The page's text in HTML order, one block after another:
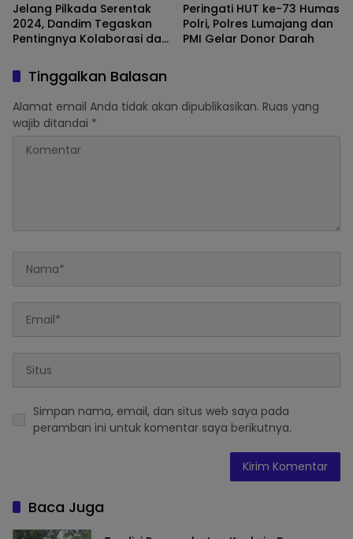
Jelang Pilkada Serentak
2024, Dandim Tegaskan
Pentingnya Kolaborasi dan
Wilayah
Peringati HUT ke-73 Humas
Polri, Polres Lumajang dan
PMI Gelar Donor Darah
Tinggalkan Balasan
Alamat email Anda tidak akan dipublikasikan. Ruas yang
wajib ditandai *
Simpan nama, email, dan situs web saya pada
peramban ini untuk komentar saya berikutnya.
Baca Juga